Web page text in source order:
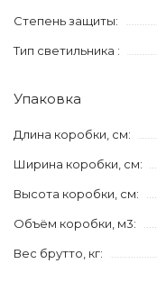
Степень защиты:
Тип светильника :
Упаковка
Длина коробки, см:
Ширина коробки, см:
Высота коробки, см:
Объём коробки, м3:
Вес брутто, кг: